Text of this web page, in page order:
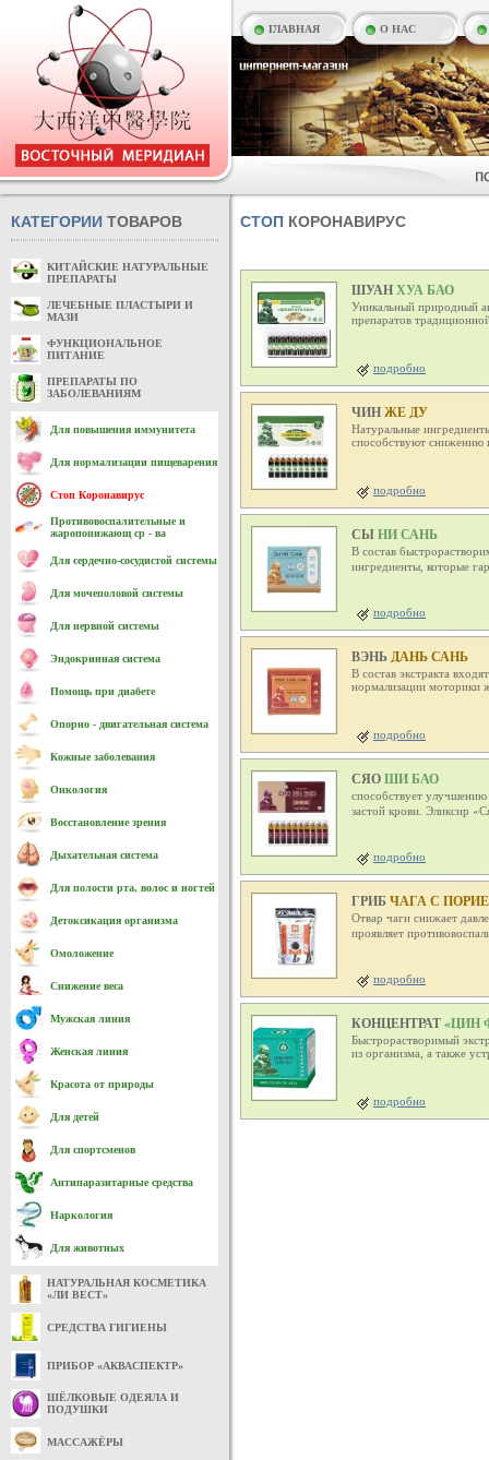
ГЛАВНАЯ О НАС
КАТЕГОРИИ ТОВАРОВ
КИТАЙСКИЕ НАТУРАЛЬНЫЕ
ПРЕПАРАТЫ
ЛЕЧЕБНЫЕ ПЛАСТЫРИ И
МАЗИ
ФУНКЦИОНАЛЬНОЕ
ПИТАНИЕ
ПРЕПАРАТЫ ПО
ЗАБОЛЕВАНИЯМ
Для повышения иммунитета
Для нормализации пищеварения
Стоп Коронавирус
Противовоспалительные и
жаропонижающ ср - ва
Для сердечно-cосудистой системы
Для мочеполовой системы
Для нервной системы
Эндокринная система
Помощь при диабете
Опорно - двигательная система
Кожные заболевания
Онкология
Восстановление зрения
Дыхательная система
Для полости рта, волос и ногтей
Детоксикация организма
Омоложение
Снижение веса
Мужская линия
Женская линия
Красота от природы
Для детей
Для спортсменов
Антипаразитарные средства
Наркология
Для животных
НАТУРАЛЬНАЯ КОСМЕТИКА
«ЛИ ВЕСТ»
СРЕДСТВА ГИГИЕНЫ
ПРИБОР «АКВАСПЕКТР»
ШЁЛКОВЫЕ ОДЕЯЛА И
ПОДУШКИ
МАССАЖЁРЫ
СТОП КОРОНАВИРУС
ШУАНХУА БАО
Уникальный природный
препаратов
подробно
ЧИНЖЕ ДУ
Натуральные
способствуют снижению
подробно
СЫНИ САНЬ
В состав
ингредиенты, которые
подробно
ВЭНЬДАНЬ САНЬ
В состав экстракта
нормализации моторики
подробно
СЯОШИ БАО
способствует улучшению
застой крови. Эликсир
подробно
ГРИБЧАГА С
Отвар чаги снижает
проявляет
подробно
КОНЦЕНТРАТ«ЦИН
Быстрорастворимый
из организма, а также
подробно